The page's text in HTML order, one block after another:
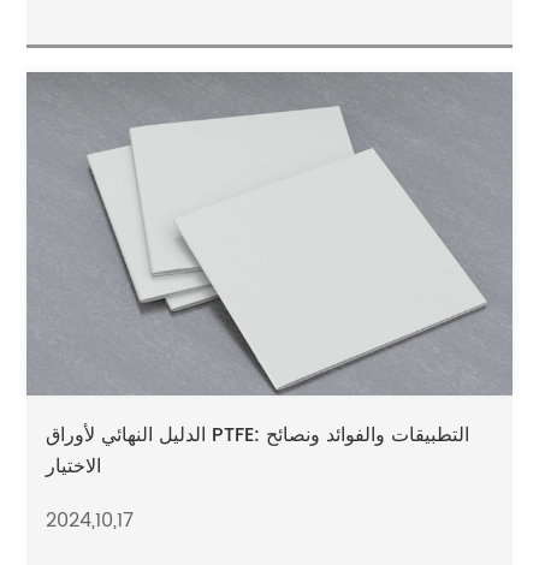
الدليل النهائي لأوراق PTFE: التطبيقات والفوائد ونصائح
الاختيار
2024,10,17